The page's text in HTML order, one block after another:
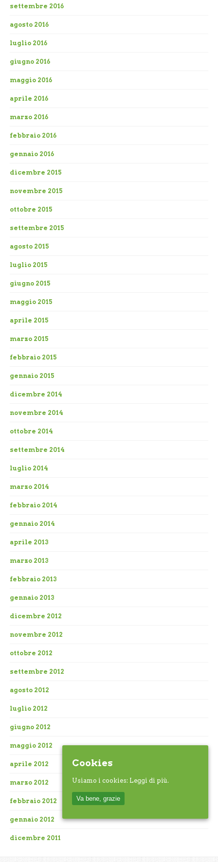
settembre 2016
agosto 2016
luglio 2016
giugno 2016
maggio 2016
aprile 2016
marzo 2016
febbraio 2016
gennaio 2016
dicembre 2015
novembre 2015
ottobre 2015
settembre 2015
agosto 2015
luglio 2015
giugno 2015
maggio 2015
aprile 2015
marzo 2015
febbraio 2015
gennaio 2015
dicembre 2014
novembre 2014
ottobre 2014
settembre 2014
luglio 2014
marzo 2014
febbraio 2014
gennaio 2014
aprile 2013
marzo 2013
febbraio 2013
gennaio 2013
dicembre 2012
novembre 2012
ottobre 2012
settembre 2012
agosto 2012
luglio 2012
giugno 2012
maggio 2012
aprile 2012
marzo 2012
febbraio 2012
gennaio 2012
dicembre 2011
Cookies
Usiamo i cookies: Leggi di più.
Va bene, grazie